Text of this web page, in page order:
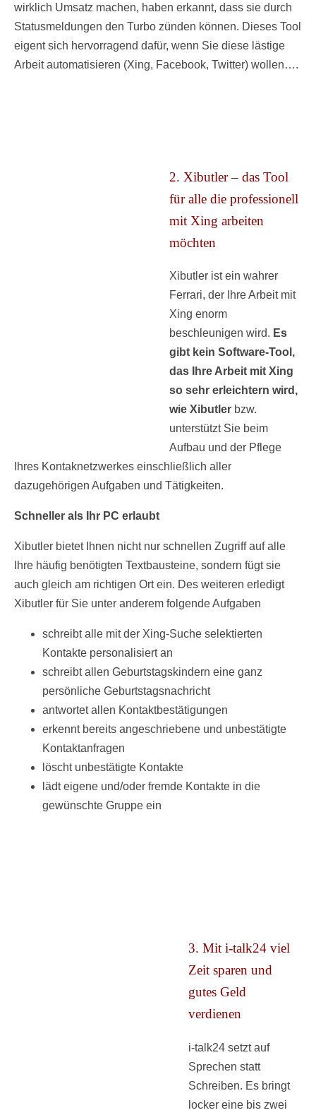
wirklich Umsatz machen, haben erkannt, dass sie durch
Statusmeldungen den Turbo zünden können. Dieses Tool
eigent sich hervorragend dafür, wenn Sie diese lästige
Arbeit automatisieren (Xing, Facebook, Twitter) wollen….
2. Xibutler – das Tool
für alle die professionell
mit Xing arbeiten
möchten
Xibutler ist ein wahrer
Ferrari, der Ihre Arbeit mit
Xing enorm
beschleunigen wird. Es
gibt kein Software-Tool,
das Ihre Arbeit mit Xing
so sehr erleichtern wird,
wie Xibutler bzw.
unterstützt Sie beim
Aufbau und der Pflege
Ihres Kontaknetzwerkes einschließlich aller
dazugehörigen Aufgaben und Tätigkeiten.
Schneller als Ihr PC erlaubt
Xibutler bietet Ihnen nicht nur schnellen Zugriff auf alle
Ihre häufig benötigten Textbausteine, sondern fügt sie
auch gleich am richtigen Ort ein. Des weiteren erledigt
Xibutler für Sie unter anderem folgende Aufgaben
schreibt alle mit der Xing-Suche selektierten
Kontakte personalisiert an
schreibt allen Geburtstagskindern eine ganz
persönliche Geburtstagsnachricht
antwortet allen Kontaktbestätigungen
erkennt bereits angeschriebene und unbestätigte
Kontaktanfragen
löscht unbestätigte Kontakte
lädt eigene und/oder fremde Kontakte in die
gewünschte Gruppe ein
3. Mit i-talk24 viel
Zeit sparen und
gutes Geld
verdienen
i-talk24 setzt auf
Sprechen statt
Schreiben. Es bringt
locker eine bis zwei